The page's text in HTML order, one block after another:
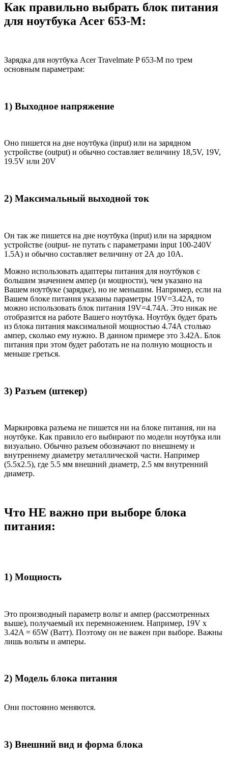
Как правильно выбрать блок питания
для ноутбука Acer 653-M:
Зарядка для ноутбука Acer Travelmate P 653-M по трем
основным параметрам:
1) Выходное напряжение
Оно пишется на дне ноутбука (input) или на зарядном
устройстве (output) и обычно составляет величину 18,5V, 19V,
19.5V или 20V
2) Максимальный выходной ток
Он так же пишется на дне ноутбука (input) или на зарядном
устройстве (output- не путать с параметрами input 100-240V
1.5A) и обычно составляет величину от 2А до 10A.
Можно использовать адаптеры питания для ноутбуков с
большим значением ампер (и мощности), чем указано на
Вашем ноутбуке (зарядке), но не меньшим. Например, если на
Вашем блоке питания указаны параметры 19V=3.42A, то
можно использовать блок питания 19V=4.74A. Это никак не
отобразится на работе Вашего ноутбука. Ноутбук будет брать
из блока питания максимальной мощностью 4.74А столько
ампер, сколько ему нужно. В данном примере это 3.42А. Блок
питания при этом будет работать не на полную мощность и
меньше греться.
3) Разъем (штекер)
Маркировка разъема не пишется ни на блоке питания, ни на
ноутбуке. Как правило его выбирают по модели ноутбука или
визуально. Обычно разъем обозначают по внешнему и
внутреннему диаметру металлической части. Например
(5.5x2.5), где 5.5 мм внешний диаметр, 2.5 мм внутренний
диаметр.
Что НЕ важно при выборе блока
питания:
1) Мощность
Это производный параметр вольт и ампер (рассмотренных
выше), получаемый их перемножением. Например, 19V x
3.42A = 65W (Ватт). Поэтому он не важен при выборе. Важны
лишь вольты и амперы.
2) Модель блока питания
Они постоянно меняются.
3) Внешний вид и форма блока